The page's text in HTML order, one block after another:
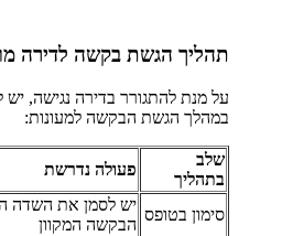
תהליך הגשת בקשה לדירה
על מנת להתגורר בדירה נגישה,
במהלך הגשת הבקשה למעונות:
שלב
בתהליך
פעולה נדרשת
סימון בטופס
יש לסמן את השדה
הבקשה המקוון